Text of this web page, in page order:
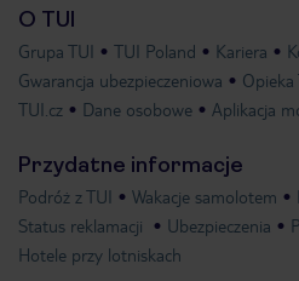
O TUI
Grupa TUI TUI Poland Kariera
Gwarancja ubezpieczeniowa
TUI.cz
Dane osobowe Aplikacja
Przydatne informacje
Podróż z TUI Wakacje samolotem
Status reklamacji
Ubezpieczenia
Hotele przy lotniskach